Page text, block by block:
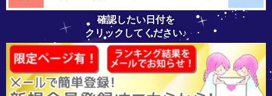
確認したい日付を
クリックしてください♪